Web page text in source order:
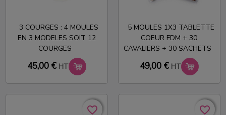
3 COURGES : 4 MOULES
EN 3 MODELES SOIT 12
COURGES
45,00 € HT
5 MOULES 1X3 TABLETTE
COEUR FDM + 30
CAVALIERS + 30 SACHETS
49,00 € HT
favorite_border
favorite_border favorite_border
favorite_border